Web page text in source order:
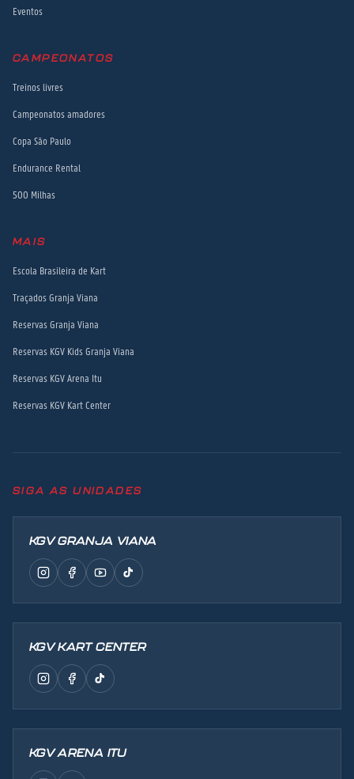
Eventos
CAMPEONATOS
Treinos livres
Campeonatos amadores
Copa São Paulo
Endurance Rental
500 Milhas
MAIS
Escola Brasileira de Kart
Traçados Granja Viana
Reservas Granja Viana
Reservas KGV Kids Granja Viana
Reservas KGV Arena Itu
Reservas KGV Kart Center
SIGA AS UNIDADES
KGV GRANJA VIANA
KGV KART CENTER
KGV ARENA ITU